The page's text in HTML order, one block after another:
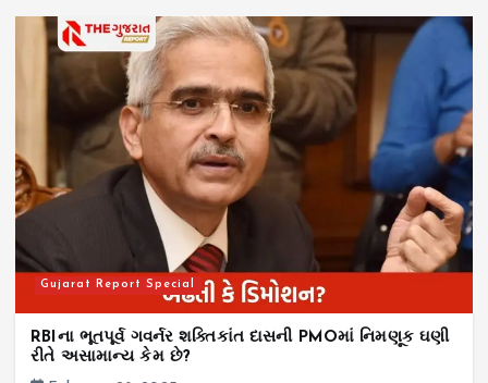
Gujarat Report Special
RBIના ભૂતપૂર્વ ગવર્નર શક્તિકાંત દાસની PMOમાં નિમણૂક ઘણી
રીતે અસામાન્ય કેમ છે?